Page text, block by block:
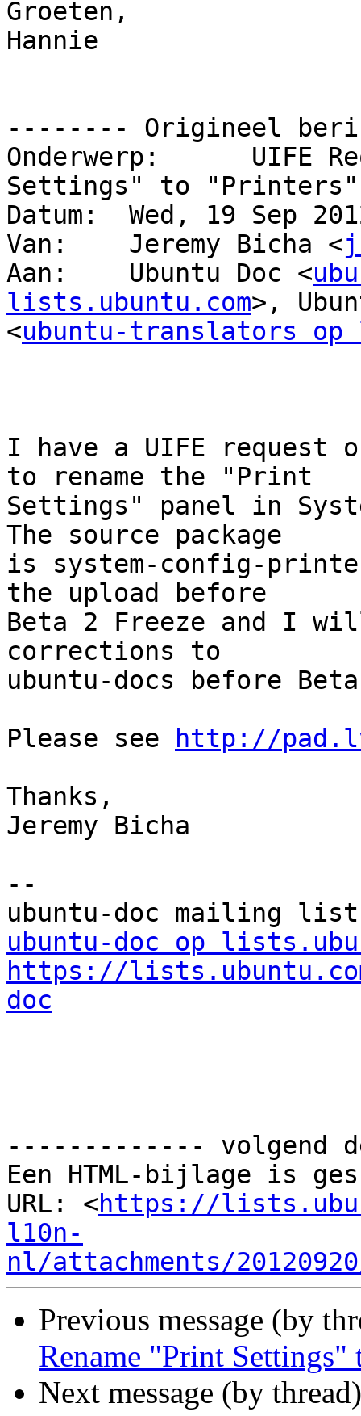
Groeten,
Hannie
-------- Origineel
Onderwerp: 	UIFE Request: Rename "Print
Settings" to "Printers"
Datum: 	Wed, 19 Sep 2012 22:23:11 -0400
Van: 	Jeremy Bicha <
Aan: 	Ubuntu Doc <
lists.ubuntu.com>,
<ubuntu-translators op
I have a UIFE request
to rename the "Print
Settings" panel in
The source package
is system-config-
the upload before
Beta 2 Freeze and I
corrections to
ubuntu-docs before
Please see
http://
Thanks,
Jeremy Bicha
--
ubuntu-doc op
https://
doc
------------- volgend
Een HTML-bijlage is
URL: <https://
l10n-
nl/attachments/
Previous message (by
Rename "Print
Next message (by